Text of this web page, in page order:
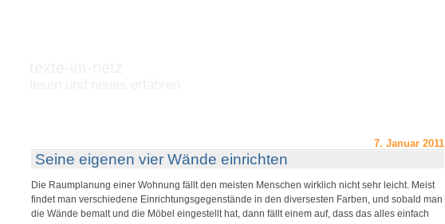
7. Januar 2011
Seine eigenen vier Wände einrichten
Die Raumplanung einer Wohnung fällt den meisten Menschen wirklich nicht sehr leicht. Meist
findet man verschiedene Einrichtungsgegenstände in den diversesten Farben, und sobald man
die Wände bemalt und die Möbel eingestellt hat, dann fällt einem auf, dass das alles einfach